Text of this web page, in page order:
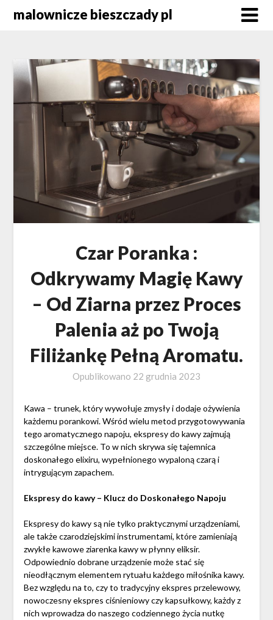
malownicze bieszczady pl
Czar Poranka :
Odkrywamy Magię Kawy
– Od Ziarna przez Proces
Palenia aż po Twoją
Filiżankę Pełną Aromatu.
Opublikowano 22 grudnia 2023
Kawa – trunek, który wywołuje zmysły i dodaje ożywienia
każdemu porankowi. Wśród wielu metod przygotowywania
tego aromatycznego napoju, ekspresy do kawy zajmują
szczególne miejsce. To w nich skrywa się tajemnica
doskonałego elixiru, wypełnionego wypaloną czarą i
intrygującym zapachem.
Ekspresy do kawy – Klucz do Doskonałego Napoju
Ekspresy do kawy są nie tylko praktycznymi urządzeniami,
ale także czarodziejskimi instrumentami, które zamieniają
zwykłe kawowe ziarenka kawy w płynny eliksir.
Odpowiednio dobrane urządzenie może stać się
nieodłącznym elementem rytuału każdego miłośnika kawy.
Bez względu na to, czy to tradycyjny ekspres przelewowy,
nowoczesny ekspres ciśnieniowy czy kapsułkowy, każdy z
nich wprowadza do naszego codziennego życia nutkę